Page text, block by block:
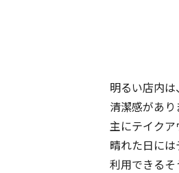
明るい店内は
清潔感があり
主にテイクア
晴れた日には
利用できる